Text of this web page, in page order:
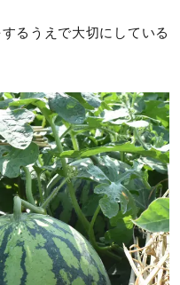
るうえで大切にしている